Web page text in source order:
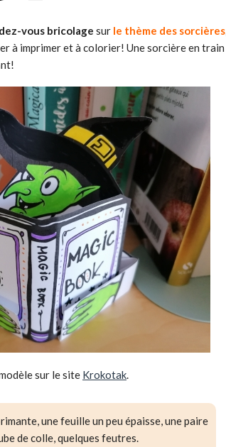
vous bricolage sur le thème des sorcières
à imprimer et à colorier! Une sorcière en train
sur le site Krokotak.
une feuille un peu épaisse, une paire
de colle, quelques feutres.